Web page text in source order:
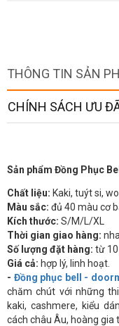
THÔNG TIN SẢN
CHÍNH SÁCH ƯU
Sản phẩm Đồng Phục
Chất liệu: Kaki, tuýt si,
Màu sắc: đủ 40 màu cơ
Kích thước: S/M/L/XL
Thời gian giao hàng:
Số lượng đặt hàng: từ
Giá cả: hợp lý, linh hoạt.
- Đồng phục bell -
chăm chút với những
kaki, cashmere, kiểu
cách châu Âu, hoàng gia